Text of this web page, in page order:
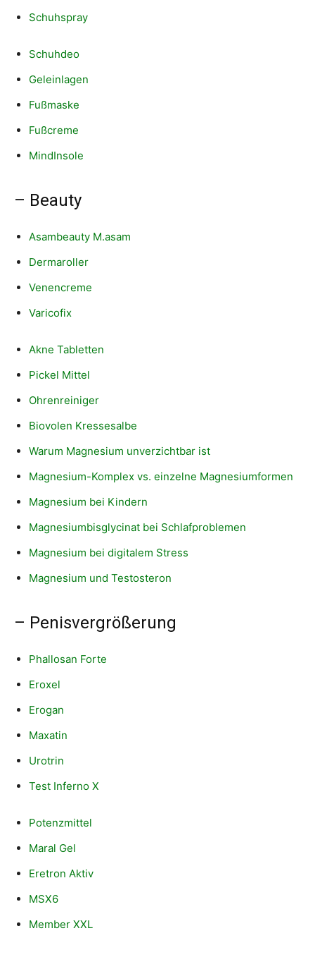
Schuhspray
Schuhdeo
Geleinlagen
Fußmaske
Fußcreme
MindInsole
– Beauty
Asambeauty M.asam
Dermaroller
Venencreme
Varicofix
Akne Tabletten
Pickel Mittel
Ohrenreiniger
Biovolen Kressesalbe
Warum Magnesium unverzichtbar ist
Magnesium-Komplex vs. einzelne Magnesiumformen
Magnesium bei Kindern
Magnesiumbisglycinat bei Schlafproblemen
Magnesium bei digitalem Stress
Magnesium und Testosteron
– Penisvergrößerung
Phallosan Forte
Eroxel
Erogan
Maxatin
Urotrin
Test Inferno X
Potenzmittel
Maral Gel
Eretron Aktiv
MSX6
Member XXL